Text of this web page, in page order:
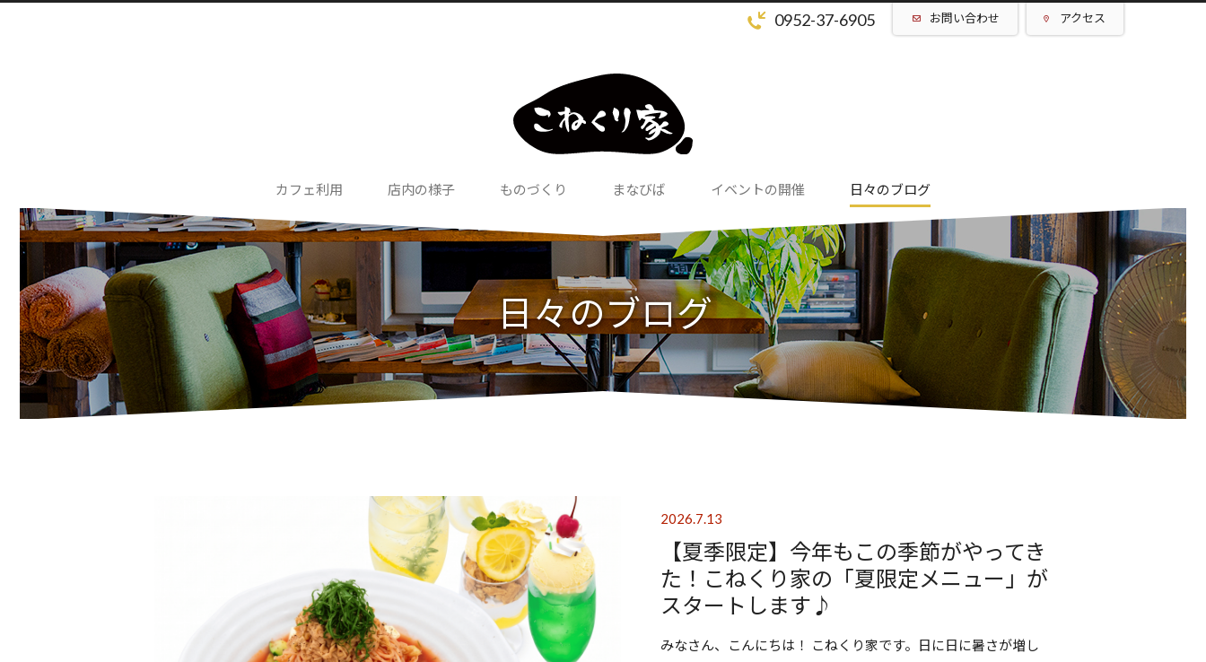
0952-37-6905 お問い合わせ アクセス
カフェ利用 店内の様子 ものづくり まなびば イベントの開催 日々のブログ
日々のブログ
2026.7.13
【夏季限定】今年もこの季節がやってき
た！こねくり家の「夏限定メニュー」が
スタートします♪
みなさん、こんにちは！ こねくり家です。日に日に暑さが増し